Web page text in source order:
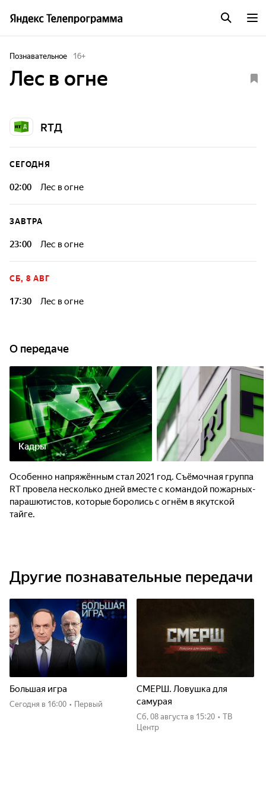
Познавательное 16+
Лес в огне
RTД
СЕГОДНЯ
02:00 Лес в огне
ЗАВТРА
23:00 Лес в огне
СБ, 8 АВГ
17:30 Лес в огне
О передаче
Кадры
Особенно напряжённым стал 2021 год. Съёмочная группа
RT провела несколько дней вместе с командой пожарных-
парашютистов, которые боролись с огнём в якутской
тайге.
Другие познавательные передачи
Большая игра
Сегодня в 16:00 • Первый
СМЕРШ. Ловушка для
самурая
сб, 08 августа в 15:20 • ТВ
Центр